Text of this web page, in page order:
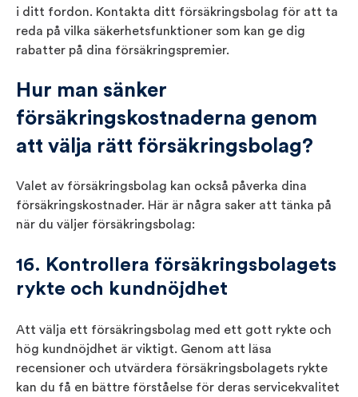
i ditt fordon. Kontakta ditt försäkringsbolag för att ta
reda på vilka säkerhetsfunktioner som kan ge dig
rabatter på dina försäkringspremier.
Hur man sänker
försäkringskostnaderna genom
att välja rätt försäkringsbolag?
Valet av försäkringsbolag kan också påverka dina
försäkringskostnader. Här är några saker att tänka på
när du väljer försäkringsbolag:
16. Kontrollera försäkringsbolagets
rykte och kundnöjdhet
Att välja ett försäkringsbolag med ett gott rykte och
hög kundnöjdhet är viktigt. Genom att läsa
recensioner och utvärdera försäkringsbolagets rykte
kan du få en bättre förståelse för deras servicekvalitet